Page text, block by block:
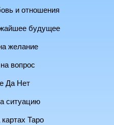
и отношения
будущее
желание
вопрос
Да Нет
ситуацию
Таро